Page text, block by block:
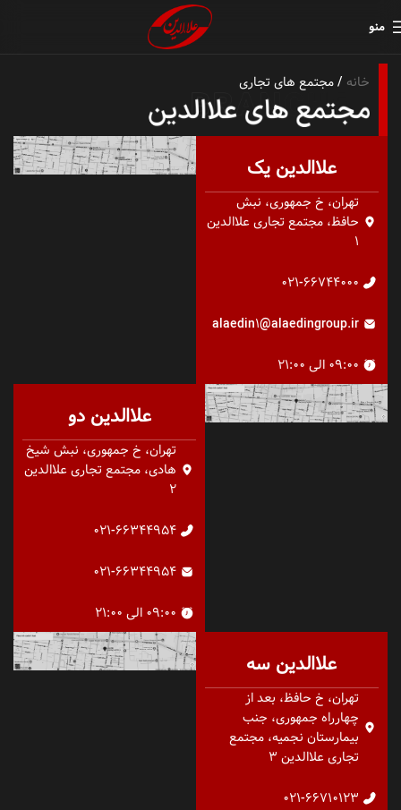
منو
خانه مجتمع های تجاری
علاالدین یک
تهران، خ جمهوری، نبش
حافظ، مجتمع تجاری علاالدین
1
021-66744000
alaedin1@alaedingroup.ir
09:00 الی 21:00
علاالدین دو
تهران، خ جمهوری، نبش شیخ
هادی، مجتمع تجاری علاالدین
2
021-66344954
021-66344954
09:00 الی 21:00
علاالدین سه
تهران، خ حافظ، بعد از
چهارراه جمهوری، جنب
بیمارستان نجمیه، مجتمع
تجاری علاالدین 3
021-66710123